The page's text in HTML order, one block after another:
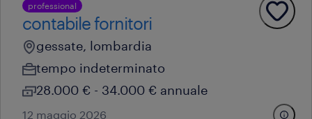
professional
contabile fornitori
gessate, lombardia
tempo indeterminato
28.000 € - 34.000 € annuale
12 maggio 2026